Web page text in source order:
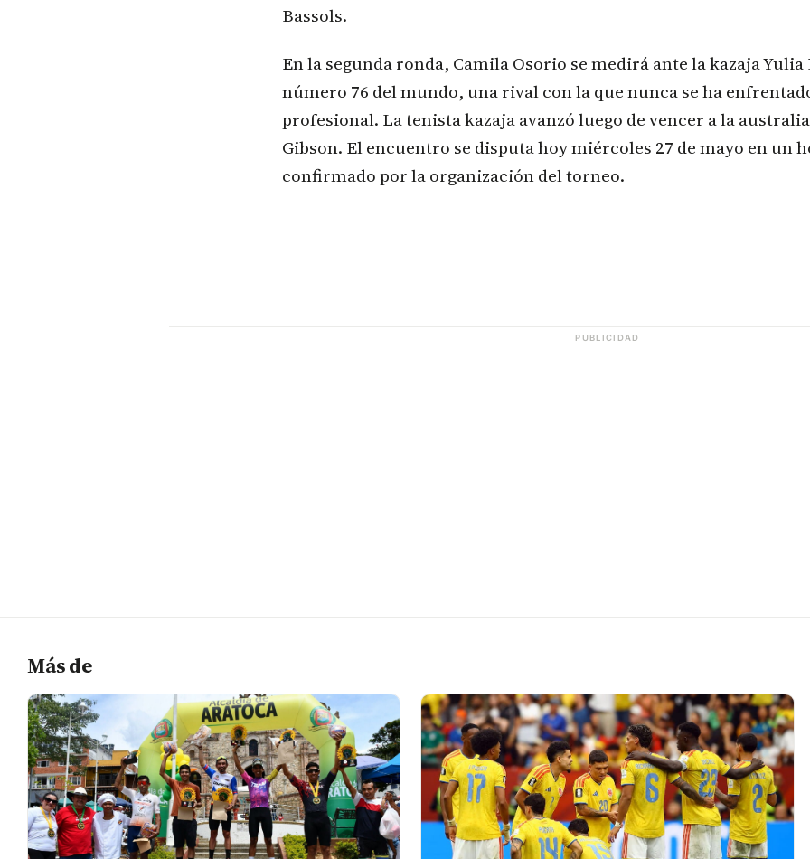
Bassols.
En la segunda ronda, Camila Osorio se medirá ante la kazaja
número 76 del mundo, una rival con la que nunca se ha
profesional. La tenista kazaja avanzó luego de vencer a la
Gibson. El encuentro se disputa hoy miércoles 27 de mayo en un
confirmado por la organización del torneo.
PUBLICIDAD
Más de